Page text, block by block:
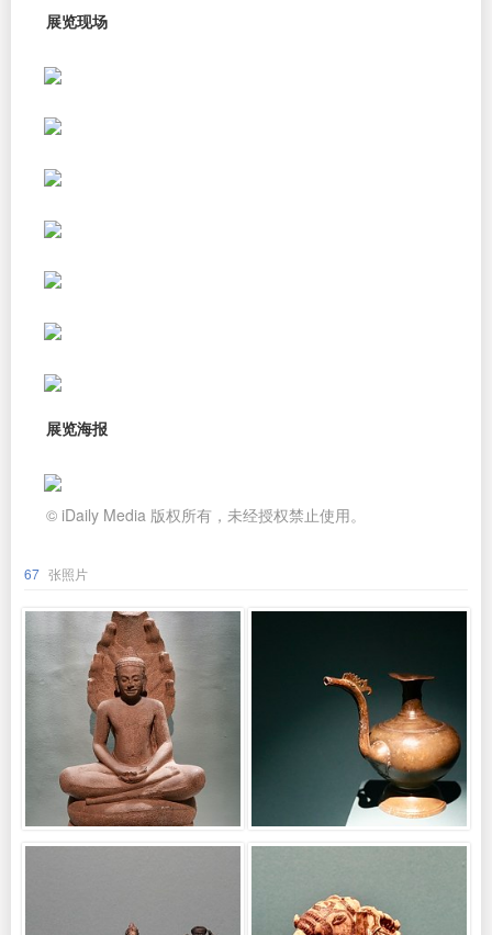
展览现场
展览海报
© iDaily Media 版权所有，未经授权禁止使用。
67 张照片